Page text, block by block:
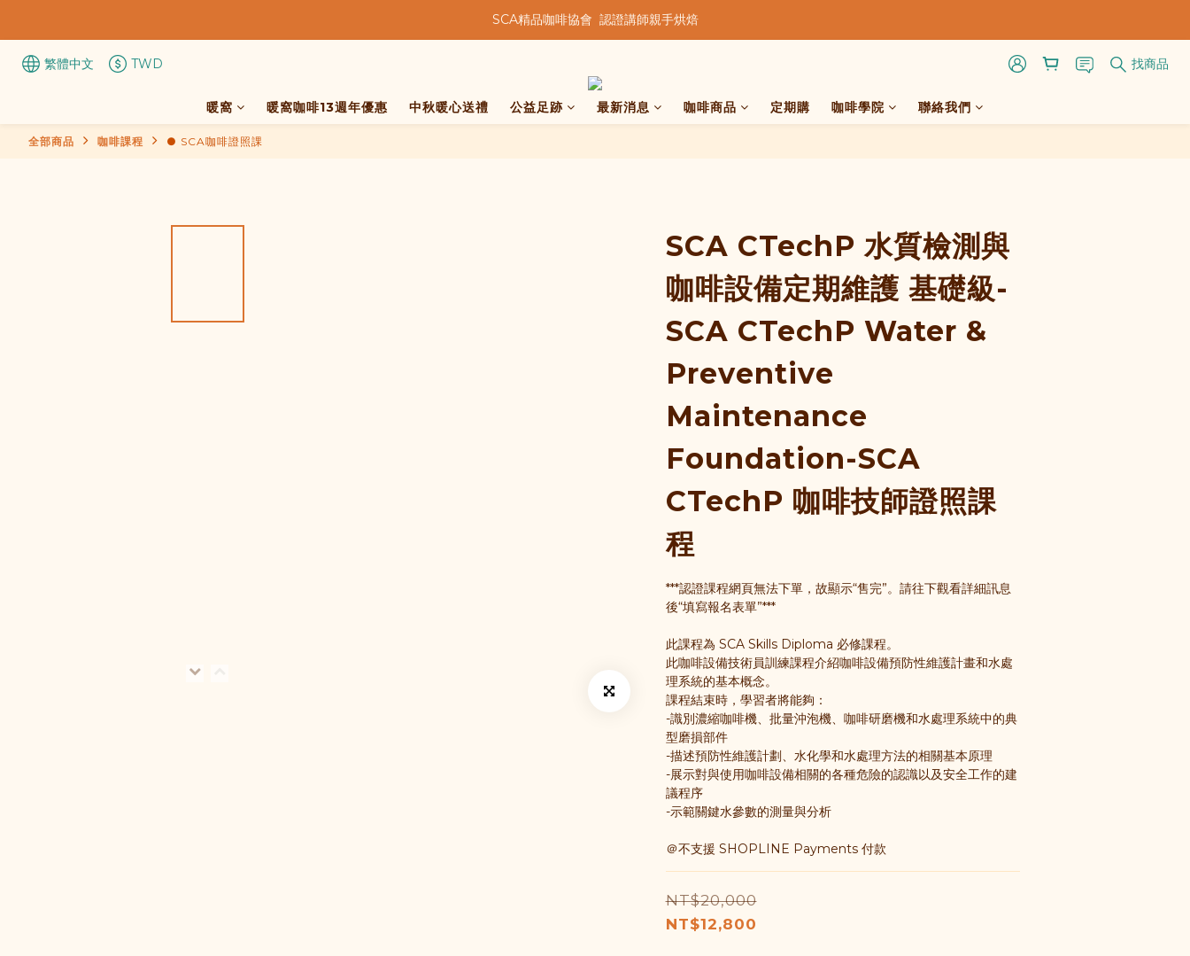
★★歡迎來到暖窩咖啡★★
★★歡迎來到暖窩咖啡★★
繁體中文
TWD 找商品
暖窩 暖窩咖啡13週年優惠 中秋暖心送禮 公益足跡 最新消息 咖啡商品 定期購 咖啡學院 聯絡我們
全部商品 咖啡課程 ● SCA咖啡證照課
SCA CTechP 水質檢測與
咖啡設備定期維護 基礎級-
SCA CTechP Water &
Preventive
Maintenance
Foundation-SCA
CTechP 咖啡技師證照課
程
***認證課程網頁無法下單，故顯示“售完”。請往下觀看詳細訊息
後“填寫報名表單”***
此課程為 SCA Skills Diploma 必修課程。
此咖啡設備技術員訓練課程介紹咖啡設備預防性維護計畫和水處
理系統的基本概念。
課程結束時，學習者將能夠：
-識別濃縮咖啡機、批量沖泡機、咖啡研磨機和水處理系統中的典
型磨損部件
-描述預防性維護計劃、水化學和水處理方法的相關基本原理
-展示對與使用咖啡設備相關的各種危險的認識以及安全工作的建
議程序
-示範關鍵水參數的測量與分析
＠不支援 SHOPLINE Payments 付款
NT$20,000
NT$12,800